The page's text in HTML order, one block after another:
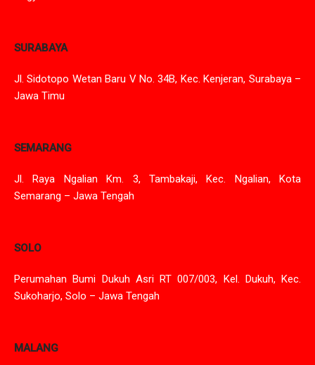
SURABAYA
Jl. Sidotopo Wetan Baru V No. 34B, Kec. Kenjeran, Surabaya –
Jawa Timu
SEMARANG
Jl. Raya Ngalian Km. 3, Tambakaji, Kec. Ngalian, Kota
Semarang – Jawa Tengah
SOLO
Perumahan Bumi Dukuh Asri RT 007/003, Kel. Dukuh, Kec.
Sukoharjo, Solo – Jawa Tengah
MALANG